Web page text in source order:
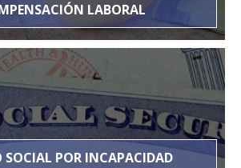
LABORAL
SOCIAL POR INCAPACIDAD